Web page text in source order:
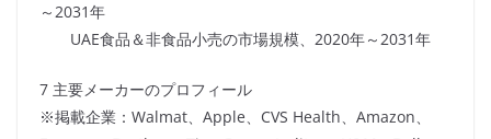
～2031年
UAE食品＆非食品小売の市場規模、2020年～2031年
7 主要メーカーのプロフィール
※掲載企業：Walmat、Apple、CVS Health、Amazon、